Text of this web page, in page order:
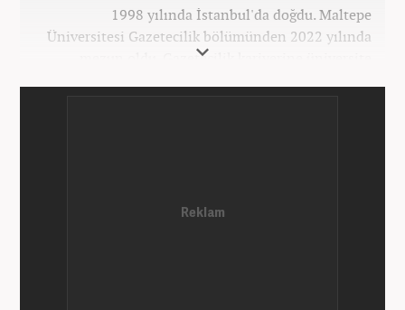
1998 yılında İstanbul'da doğdu. Maltepe
Üniversitesi Gazetecilik bölümünden 2022 yılında
mezun oldu. Gazetecilik kariyerine üniversite